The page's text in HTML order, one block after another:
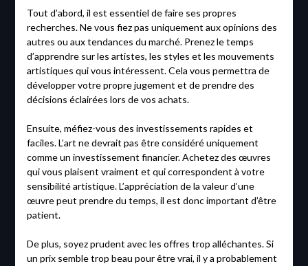
Tout d’abord, il est essentiel de faire ses propres
recherches. Ne vous fiez pas uniquement aux opinions des
autres ou aux tendances du marché. Prenez le temps
d’apprendre sur les artistes, les styles et les mouvements
artistiques qui vous intéressent. Cela vous permettra de
développer votre propre jugement et de prendre des
décisions éclairées lors de vos achats.
Ensuite, méfiez-vous des investissements rapides et
faciles. L’art ne devrait pas être considéré uniquement
comme un investissement financier. Achetez des œuvres
qui vous plaisent vraiment et qui correspondent à votre
sensibilité artistique. L’appréciation de la valeur d’une
œuvre peut prendre du temps, il est donc important d’être
patient.
De plus, soyez prudent avec les offres trop alléchantes. Si
un prix semble trop beau pour être vrai, il y a probablement